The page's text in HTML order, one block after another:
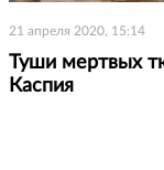
21 апреля 2020, 15:14
Туши мертвых
Каспия